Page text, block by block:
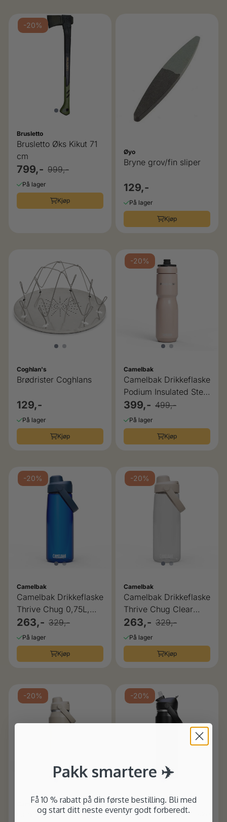
-20%
Brusletto
Brusletto Øks Kikut 71
cm
799,- 999,-
På lager
Kjøp
Øyo
Bryne grov/fin sliper
129,-
På lager
Kjøp
Coghlan's
Brødrister Coghlans
129,-
På lager
Kjøp
-20%
Camelbak
Camelbak Drikkeflaske
Podium Insulated Steel
Petal, 0,65L
399,- 499,-
På lager
Kjøp
-20%
Camelbak
Camelbak Drikkeflaske
Thrive Chug 0,75L,
Oxford
263,- 329,-
På lager
Kjøp
-20%
Camelbak
Camelbak Drikkeflaske
Thrive Chug Clear
0,75L
263,- 329,-
På lager
Kjøp
-20%
Camelbak
Camelbak Drikkeflaske
-20%
Camelbak
Camelbak Drikkeflaske
Pakk smartere ✈️
Få 10 % rabatt på din første bestilling. Bli med
og start ditt neste eventyr godt forberedt.